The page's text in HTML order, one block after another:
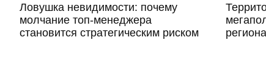
Ловушка невидимости: почему
молчание топ-менеджера
становится стратегическим риском